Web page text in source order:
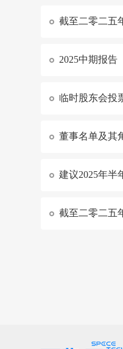
截至二零二五
2025中期报告
临时股东会投
董事名单及其
建议2025年半
截至二零二五